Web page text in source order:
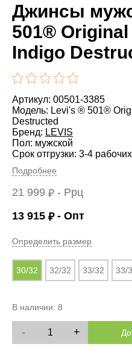
Джинсы
501®
Indigo
Артикул: 00501-3385
Модель: Levi's ® 501®
Destructed
Бренд: LEVIS
Пол: мужской
Срок отгрузки: 3-4
Подробнее
21 999 ₽ - Ррц
13 915 ₽- Опт
Определить размер
30/32 32/32 33/32 33/
В наличии: 8
- +